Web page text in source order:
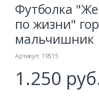
Футболка
по жизни"
мальчишник
Артикул: 19515
1.250